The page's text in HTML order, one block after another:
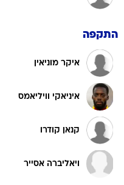
התקפה
איקר מוניאין
איניאקי וויליאמס
קנאן קודרו
ויאליברה אסייר